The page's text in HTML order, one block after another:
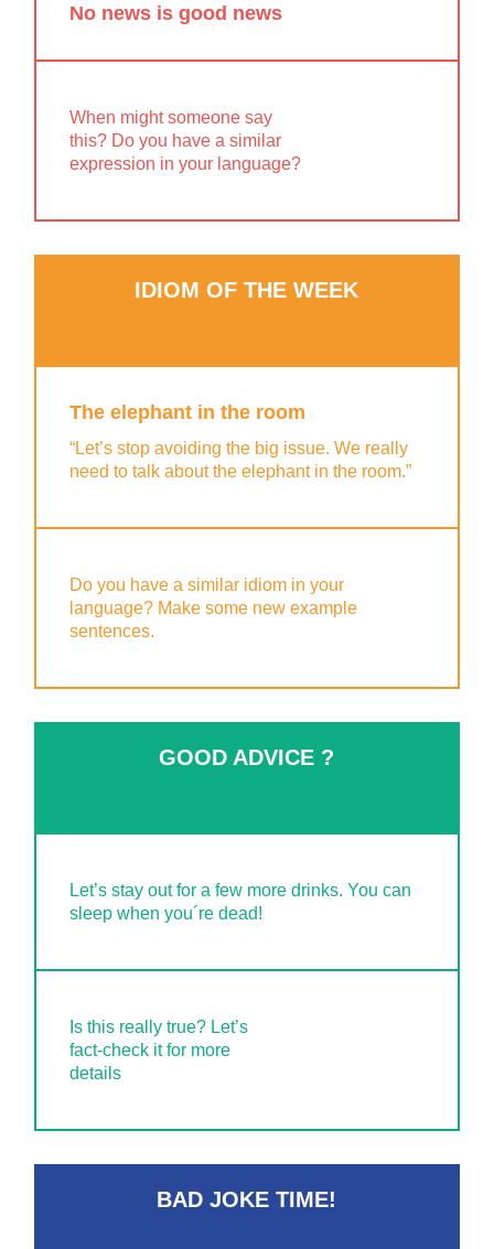
No news is good news
When might someone say
this? Do you have a similar
expression in your language?
IDIOM OF THE WEEK
The elephant in the room
“Let’s stop avoiding the big issue. We really
need to talk about the elephant in the room.”
Do you have a similar idiom in your
language? Make some new example
sentences.
GOOD ADVICE ?
Let’s stay out for a few more drinks. You can
sleep when you´re dead!
Is this really true? Let’s
fact-check it for more
details
BAD JOKE TIME!